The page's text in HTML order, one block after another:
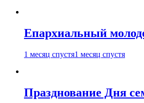
Епархиальный
1 месяц спустя1 месяц спустя
Празднование Дня